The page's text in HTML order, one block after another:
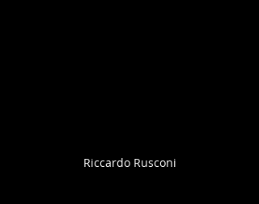
Riccardo Rusconi